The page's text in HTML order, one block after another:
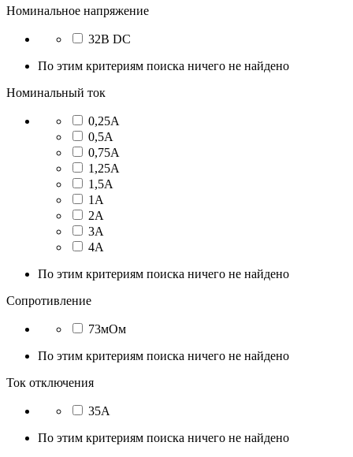
Номинальное напряжение
32В DC
По этим критериям поиска ничего не найдено
Номинальный ток
0,25А
0,5А
0,75А
1,25А
1,5А
1А
2А
3А
4А
По этим критериям поиска ничего не найдено
Сопротивление
73мОм
По этим критериям поиска ничего не найдено
Ток отключения
35А
По этим критериям поиска ничего не найдено